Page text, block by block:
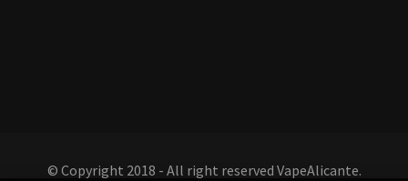
© Copyright 2018 - All right reserved VapeAlicante.